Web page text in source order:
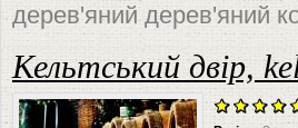
дерев'яний дерев'яний
Кельтський двір,